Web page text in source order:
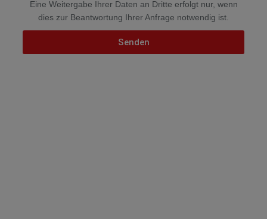
Eine Weitergabe Ihrer Daten an Dritte erfolgt nur, wenn
dies zur Beantwortung Ihrer Anfrage notwendig ist.
Senden